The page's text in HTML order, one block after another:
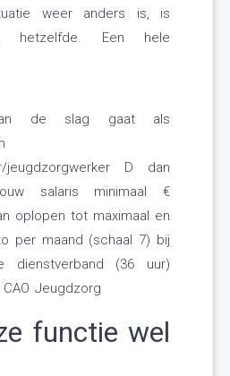
weer anders is, is
hetzelfde. Een hele
de slag gaat als
jeugdzorgwerker D dan
salaris minimaal €
oplopen tot maximaal en
per maand (schaal 7) bij
dienstverband (36 uur)
Jeugdzorg
functie wel